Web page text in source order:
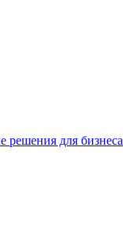
решения для бизнеса